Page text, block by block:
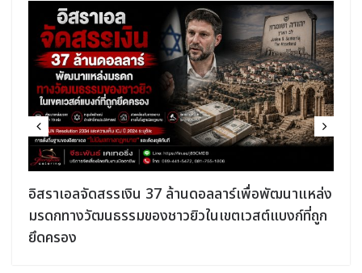
อิสราเอลจัดสรรเงิน 37 ล้านดอลลาร์เพื่อพัฒนาแหล่ง
มรดกทางวัฒนธรรมของชาวยิวในเขตเวสต์แบงก์ที่ถูก
ยึดครอง